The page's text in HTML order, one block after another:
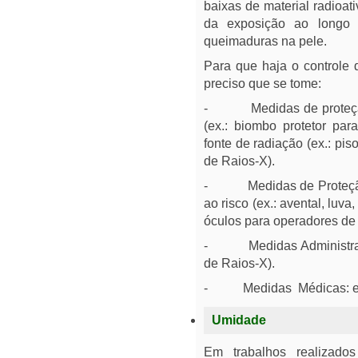
baixas de material
da exposição ao longo
queimaduras na pele.
Para que haja o controle
preciso que se tome:
- Medidas de proteção
(ex.: biombo protetor
fonte de radiação (ex.:
de Raios-X).
- Medidas de Proteção
ao risco (ex.: avental,
óculos para operadores de
- Medidas
de Raios-X).
- Medidas Médicas:
Umidade
Em trabalhos